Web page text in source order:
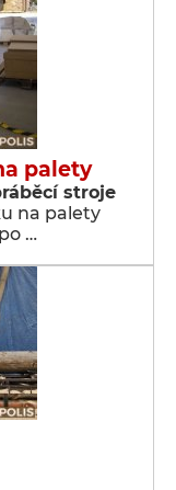
palety
stroje
na palety
…